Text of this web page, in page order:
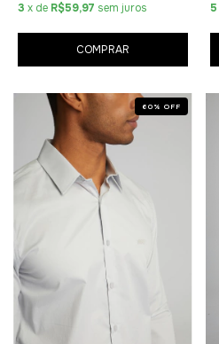
3 x de R$59,97 sem juros
COMPRAR
5
60 % OFF